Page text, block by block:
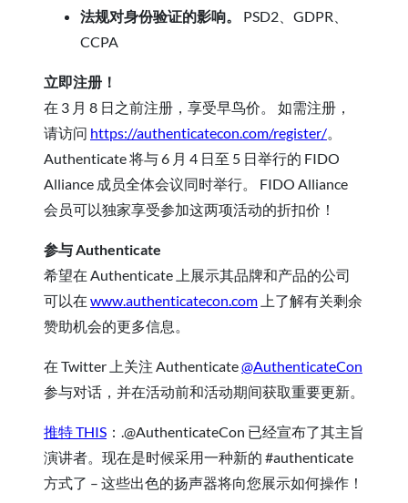
法规对身份验证的影响。
PSD2、GDPR、
CCPA
立即注册！
在 3 月 8 日之前注册，享受早鸟价。 如需注册，
请访问 https://authenticatecon.com/register/。
Authenticate 将与 6 月 4 日至 5 日举行的 FIDO
Alliance 成员全体会议同时举行。 FIDO Alliance
会员可以独家享受参加这两项活动的折扣价！
参与 Authenticate
希望在 Authenticate 上展示其品牌和产品的公司
可以在 www.authenticatecon.com 上了解有关剩余
赞助机会的更多信息。
在 Twitter 上关注 Authenticate@AuthenticateCon
参与对话，并在活动前和活动期间获取重要更新。
推特 THIS ：.@AuthenticateCon 已经宣布了其主旨
演讲者。现在是时候采用一种新的 #authenticate
方式了 – 这些出色的扬声器将向您展示如何操作！